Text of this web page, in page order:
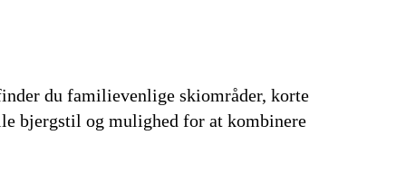
du familievenlige skiområder, korte
bjergstil og mulighed for at kombinere